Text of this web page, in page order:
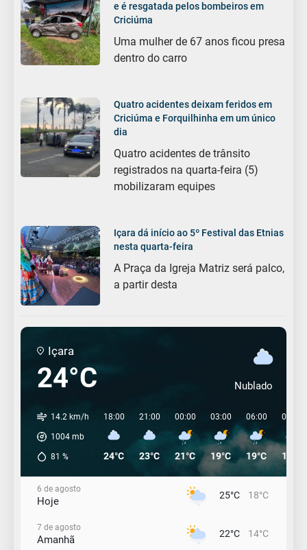
e é resgatada pelos bombeiros em
Criciúma
Uma mulher de 67 anos ficou presa
dentro do carro
Quatro acidentes deixam feridos em
Criciúma e Forquilhinha em um único
dia
Quatro acidentes de trânsito
registrados na quarta-feira (5)
mobilizaram equipes
Içara dá início ao 5º Festival das Etnias
nesta quarta-feira
A Praça da Igreja Matriz será palco,
a partir desta
Içara
24°C Nublado
14.2 km/h
1004 mb
81 %
18:00
24°C
21:00
23°C
00:00
21°C
03:00
19°C
06:00
19°C
09:00
19°C
6 de agosto
Hoje 25°C 18°C
7 de agosto
Amanhã 22°C 14°C